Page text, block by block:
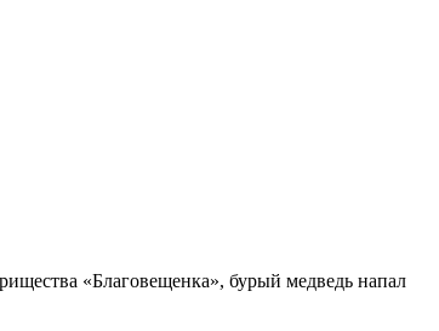
«Благовещенка», бурый медведь напал